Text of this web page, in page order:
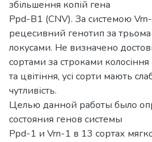
збільшення копій гена
Ppd-B1 (CNV). За системою
рецесивний генотип за трьома
локусами. Не визначено
сортами за строками колосіння
та цвітіння, усі сорти мають
чутливість.
Целью данной работы было
состояния генов системы
Ppd-1 и Vrn-1 в 13 сортах